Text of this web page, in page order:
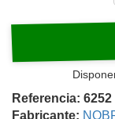
Referencia: 6252
Fabricante: